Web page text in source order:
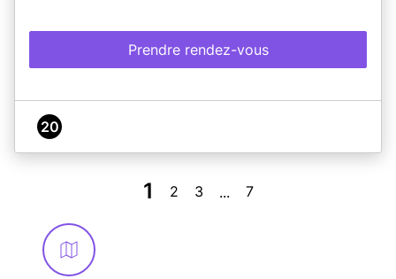
Prendre rendez-vous
20
1 2 3 ... 7